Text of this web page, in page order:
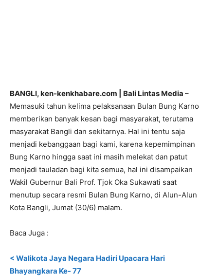
BANGLI, ken-kenkhabare.com | Bali Lintas Media –
Memasuki tahun kelima pelaksanaan Bulan Bung Karno
memberikan banyak kesan bagi masyarakat, terutama
masyarakat Bangli dan sekitarnya. Hal ini tentu saja
menjadi kebanggaan bagi kami, karena kepemimpinan
Bung Karno hingga saat ini masih melekat dan patut
menjadi tauladan bagi kita semua, hal ini disampaikan
Wakil Gubernur Bali Prof. Tjok Oka Sukawati saat
menutup secara resmi Bulan Bung Karno, di Alun-Alun
Kota Bangli, Jumat (30/6) malam.
Baca Juga :
< Walikota Jaya Negara Hadiri Upacara Hari
Bhayangkara Ke- 77